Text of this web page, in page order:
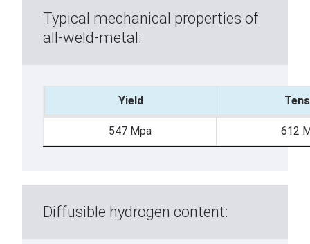
Typical mechanical properties of
all-weld-metal:
Yield
547 Mpa 612
Diffusible hydrogen content: